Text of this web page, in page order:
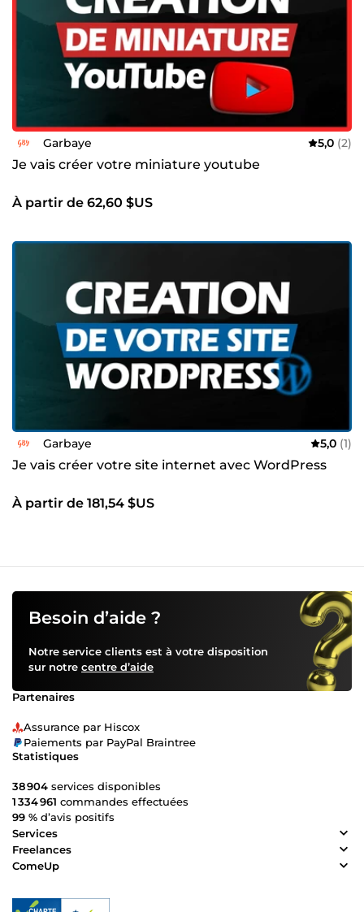
Garbaye 5,0 (2)
Je vais créer votre miniature youtube
À partir de 62,60 $US
Garbaye 5,0 (1)
Je vais créer votre site internet avec WordPress
À partir de 181,54 $US
Besoin d’aide ?
Notre service clients est à votre disposition
sur notre centre d’aide
Partenaires
Assurance par Hiscox
Paiements par PayPal Braintree
Statistiques
38 904 services disponibles
1 334 961 commandes effectuées
99 % d’avis positifs
Services
Freelances
ComeUp